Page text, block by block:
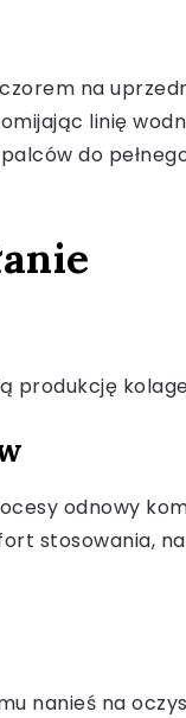
na
linię
do
odnowy
stosowania,
nanieś na